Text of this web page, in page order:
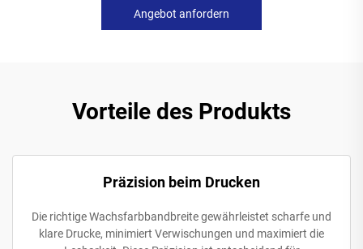
Angebot anfordern
Vorteile des Produkts
Präzision beim Drucken
Die richtige Wachsfarbbandbreite gewährleistet scharfe und
klare Drucke, minimiert Verwischungen und maximiert die